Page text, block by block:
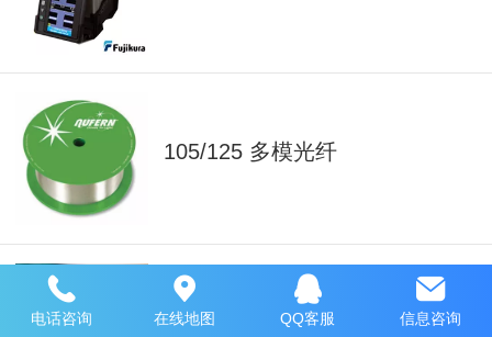
105/125 多模光纤
450nm-1750nm 125μm直径单模
电话咨询 在线地图 QQ客服 信息咨询